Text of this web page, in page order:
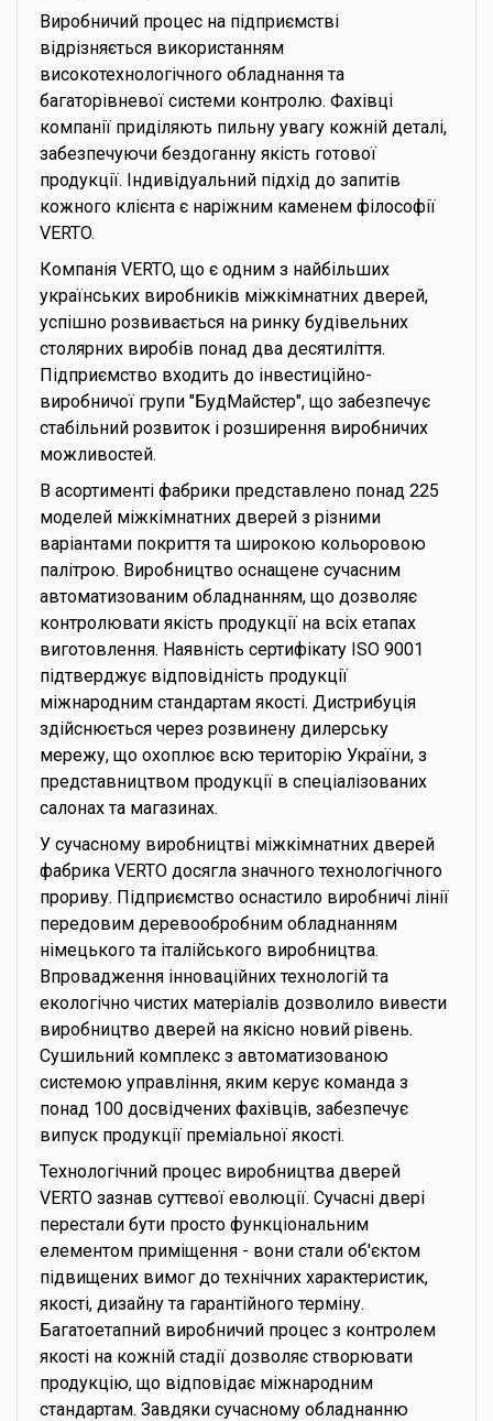
Виробничий процес на підприємстві
відрізняється використанням
високотехнологічного обладнання та
багаторівневої системи контролю. Фахівці
компанії приділяють пильну увагу кожній деталі,
забезпечуючи бездоганну якість готової
продукції. Індивідуальний підхід до запитів
кожного клієнта є наріжним каменем філософії
VERTO.
Компанія VERTO, що є одним з найбільших
українських виробників міжкімнатних дверей,
успішно розвивається на ринку будівельних
столярних виробів понад два десятиліття.
Підприємство входить до інвестиційно-
виробничої групи "БудМайстер", що забезпечує
стабільний розвиток і розширення виробничих
можливостей.
В асортименті фабрики представлено понад 225
моделей міжкімнатних дверей з різними
варіантами покриття та широкою кольоровою
палітрою. Виробництво оснащене сучасним
автоматизованим обладнанням, що дозволяє
контролювати якість продукції на всіх етапах
виготовлення. Наявність сертифікату ISO 9001
підтверджує відповідність продукції
міжнародним стандартам якості. Дистрибуція
здійснюється через розвинену дилерську
мережу, що охоплює всю територію України, з
представництвом продукції в спеціалізованих
салонах та магазинах.
У сучасному виробництві міжкімнатних дверей
фабрика VERTO досягла значного технологічного
прориву. Підприємство оснастило виробничі лінії
передовим деревообробним обладнанням
німецького та італійського виробництва.
Впровадження інноваційних технологій та
екологічно чистих матеріалів дозволило вивести
виробництво дверей на якісно новий рівень.
Сушильний комплекс з автоматизованою
системою управління, яким керує команда з
понад 100 досвідчених фахівців, забезпечує
випуск продукції преміальної якості.
Технологічний процес виробництва дверей
VERTO зазнав суттєвої еволюції. Сучасні двері
перестали бути просто функціональним
елементом приміщення - вони стали об'єктом
підвищених вимог до технічних характеристик,
якості, дизайну та гарантійного терміну.
Багатоетапний виробничий процес з контролем
якості на кожній стадії дозволяє створювати
продукцію, що відповідає міжнародним
стандартам. Завдяки сучасному обладнанню